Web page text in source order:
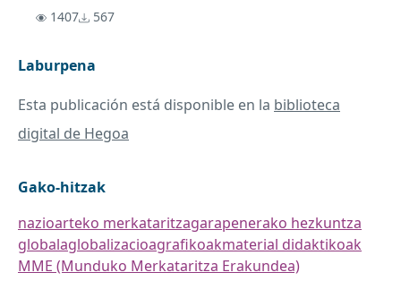
1407 567
Laburpena
Esta publicación está disponible en la biblioteca
digital de Hegoa
Gako-hitzak
nazioarteko merkataritzagarapenerako hezkuntza
globalaglobalizacioagrafikoakmaterial didaktikoak
MME (Munduko Merkataritza Erakundea)